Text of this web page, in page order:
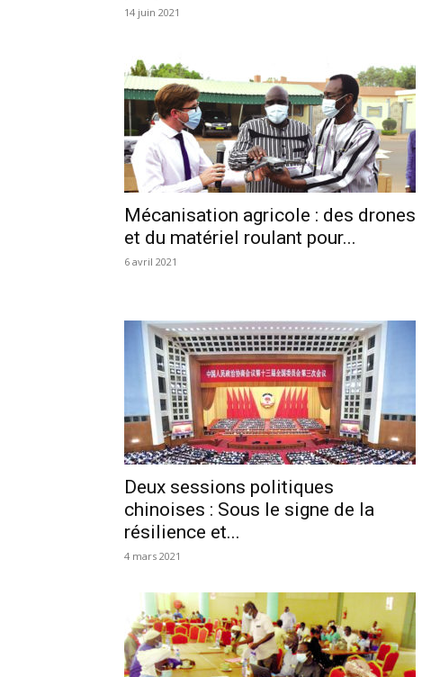
14 juin 2021
Mécanisation agricole : des drones
et du matériel roulant pour...
6 avril 2021
Deux sessions politiques
chinoises : Sous le signe de la
résilience et...
4 mars 2021